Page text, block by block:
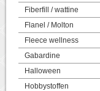
Fiberfill / wattine
Flanel / Molton
Fleece wellness
Gabardine
Halloween
Hobbystoffen